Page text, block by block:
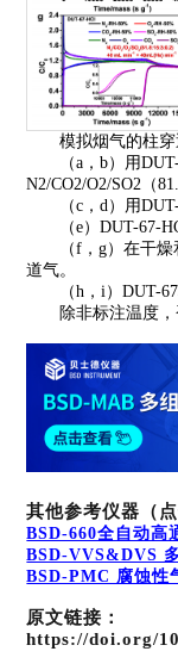
模拟烟气的柱穿
（a，b）用
N2/CO2/O2/SO2（
（c，d）用
（e）DUT-67-
（f，g）在干
道气。
（h，i）DUT-
除非标注温度
其他参考仪器（点
BSD-660全自动高
BSD-VVS&DVS
BSD-PMC 腐蚀性
原文链接：
https://doi.org/